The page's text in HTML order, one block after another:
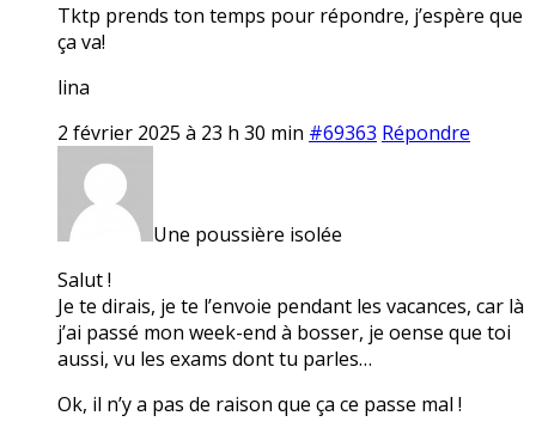
Tktp prends ton temps pour répondre, j’espère que
ça va!
lina
2 février 2025 à 23 h 30 min #69363 Répondre
Une poussière isolée
Salut !
Je te dirais, je te l’envoie pendant les vacances, car là
j’ai passé mon week-end à bosser, je oense que toi
aussi, vu les exams dont tu parles…
Ok, il n’y a pas de raison que ça ce passe mal !